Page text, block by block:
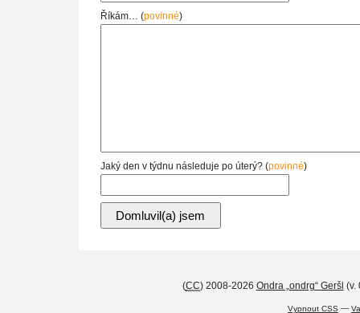
Říkám… (povinné)
Jaký den v týdnu následuje po úterý? (povinné)
(CC) 2008-2026 Ondra „ondrg“ Geršl (v.
Vypnout CSS —